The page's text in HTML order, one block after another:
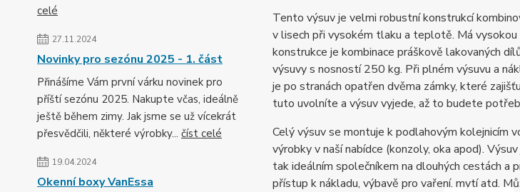
celé
27.11.2024
Novinky pro sezónu 2025 - 1. část
Přinášíme Vám první várku novinek pro
příští sezónu 2025. Nakupte včas, ideálně
ještě během zimy. Jak jsme se už vícekrát
přesvědčili, některé výrobky... číst celé
19.04.2024
Okenní boxy VanEssa
Tento výsuv je velmi robustní konstrukcí
v lisech při vysokém tlaku a teplotě. Má
konstrukce je kombinace práškově lakovaných
výsuvy s nosností 250 kg. Při plném výsuvu a
je po stranách opatřen dvěma zámky, které
tuto uvolníte a výsuv vyjede, až to budete
Celý výsuv se montuje k podlahovým kolejnicím
výrobky v naší nabídce (konzoly, oka apod).
tak ideálním společníkem na dlouhých cestách a
přístup k nákladu, výbavě pro vaření, mytí atd.